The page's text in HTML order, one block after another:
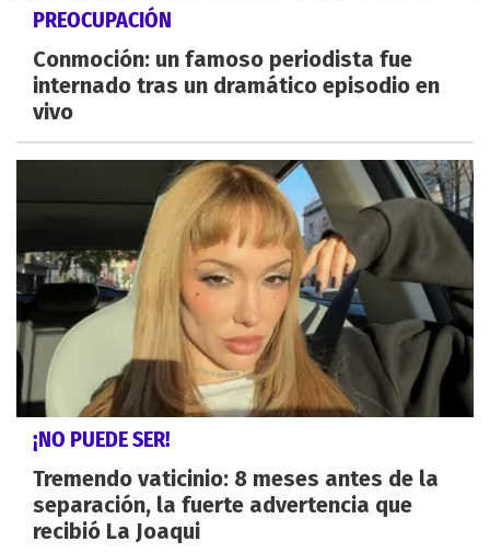
PREOCUPACIÓN
Conmoción: un famoso periodista fue
internado tras un dramático episodio en
vivo
¡NO PUEDE SER!
Tremendo vaticinio: 8 meses antes de la
separación, la fuerte advertencia que
recibió La Joaqui